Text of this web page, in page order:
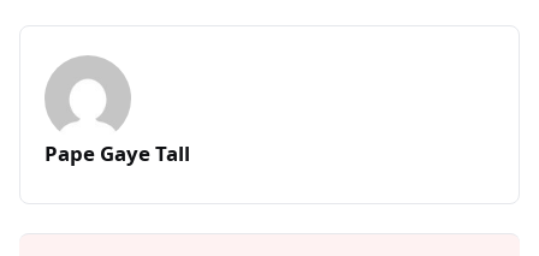
Pape Gaye Tall